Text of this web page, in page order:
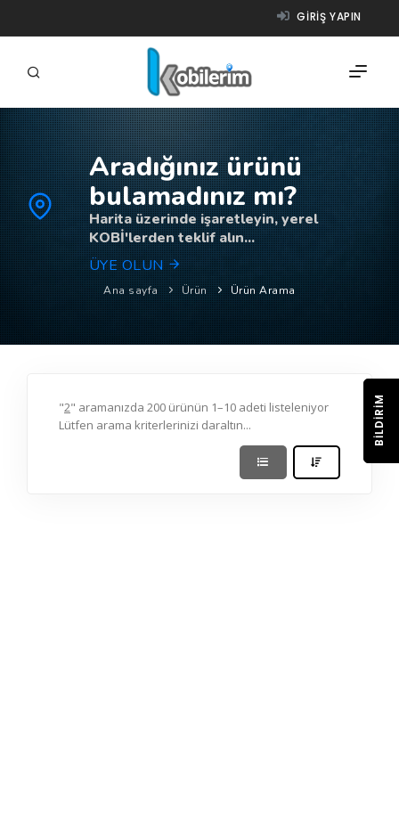
GIRIŞ YAPIN
FIRMALAR
ÜRÜNLER
NASIL ÇALIŞIR?
YARDIM
Aradığınız ürünü
bulamadınız mı?
Harita üzerinde işaretleyin, yerel
KOBİ'lerden teklif alın...
ÜYE OLUN
Ana sayfa Ürün Ürün Arama
"2" aramanızda 200 ürünün 1–10 adeti listeleniyor
Lütfen arama kriterlerinizi daraltın...
BILDIRIM